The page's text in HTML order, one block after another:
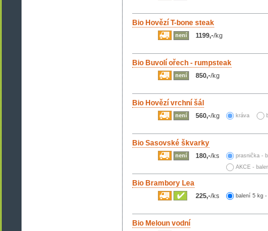
Bio Hovězí T-bone steak
není 1199,-/kg
Bio Buvolí ořech - rumpsteak
není 850,-/kg
Bio Hovězí vrchní šál
není 560,-/kg kráva
Bio Sasovské škvarky
není 180,-/ks
prasnička -
AKCE -
Bio Brambory Lea
225,-/ks balení 5 kg -
Bio Meloun vodní